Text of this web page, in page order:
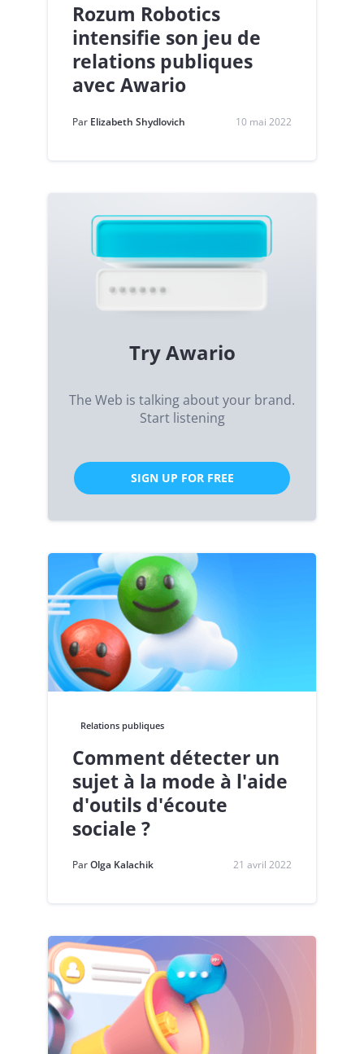
Rozum Robotics
intensifie son jeu de
relations publiques
avec Awario
Par Elizabeth Shydlovich 10 mai 2022
Try Awario
The Web is talking about your brand.
Start listening
SIGN UP FOR FREE
Relations publiques
Comment détecter un
sujet à la mode à l'aide
d'outils d'écoute
sociale ?
ParOlga Kalachik 21 avril 2022